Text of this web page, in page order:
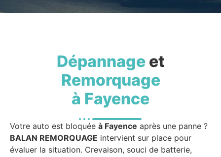
Dépannageet
Remorquage
à Fayence
Votre auto est bloquée à Fayence après une panne ?
BALAN REMORQUAGE intervient sur place pour
évaluer la situation. Crevaison, souci de batterie,